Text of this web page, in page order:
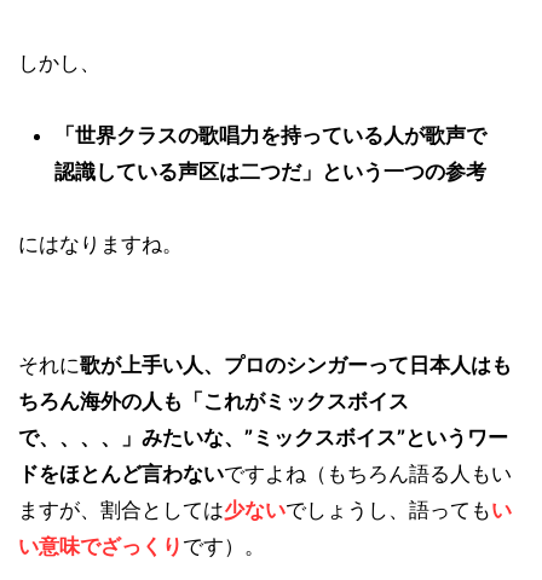
しかし、
「世界クラスの歌唱力を持っている人が歌声で
認識している声区は二つだ」という一つの参考
にはなりますね。
それに歌が上手い人、プロのシンガーって日本人はも
ちろん海外の人も「これがミックスボイス
で、、、、」みたいな、”ミックスボイス”というワー
ドをほとんど言わないですよね（もちろん語る人もい
ますが、割合としては少ないでしょうし、語ってもい
い意味でざっくり です）。